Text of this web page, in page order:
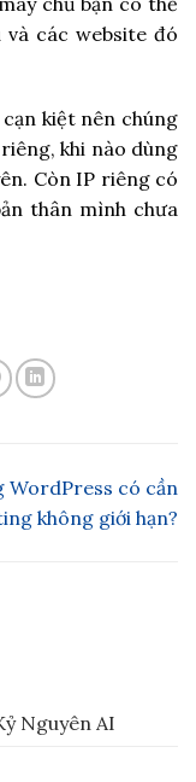
và các website đó
kiệt nên chúng
khi nào dùng
Còn IP riêng có
thân mình chưa
WordPress có cần
không giới hạn?
Nguyên AI